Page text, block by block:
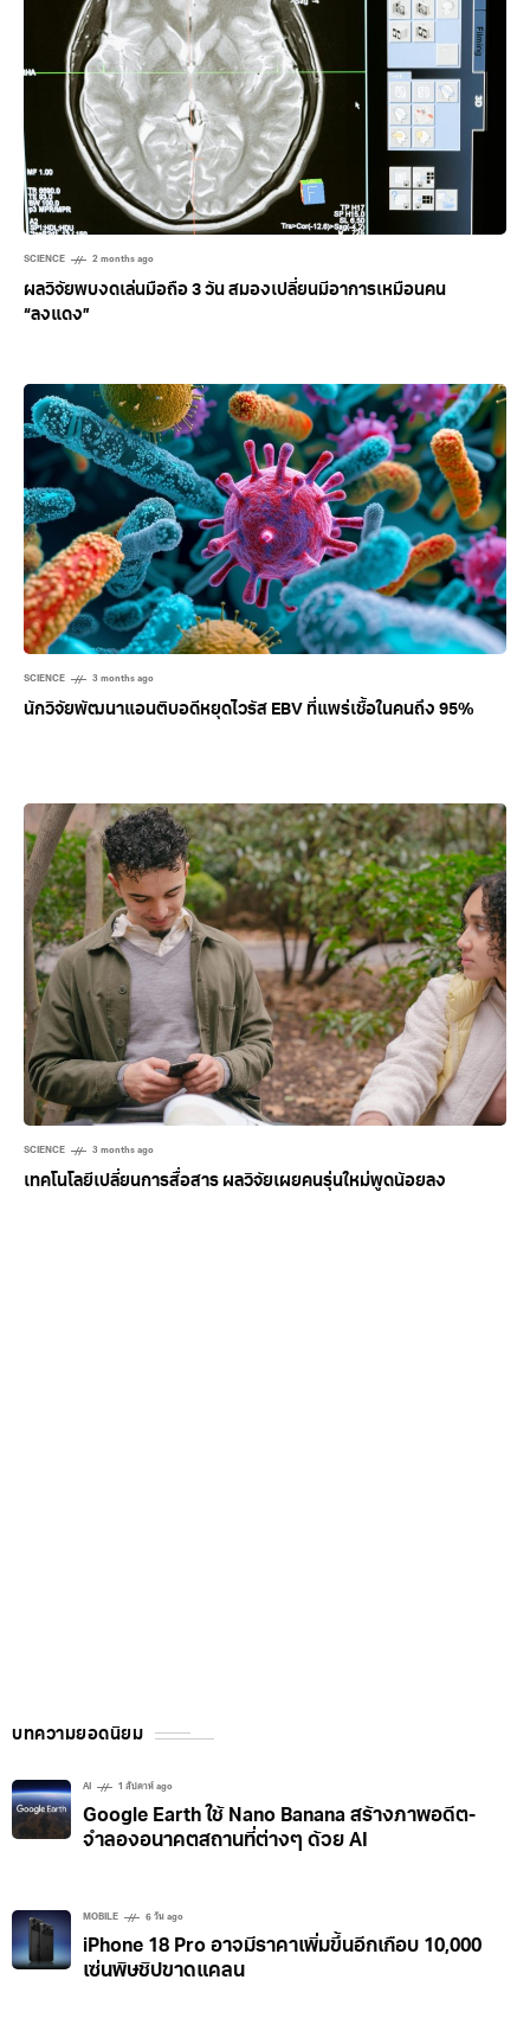
SCIENCE 2 months ago
ผลวิจัยพบงดเล่นมือถือ 3 วัน สมองเปลี่ยนมีอาการเหมือนคน
“ลงแดง”
SCIENCE 3 months ago
นักวิจัยพัฒนาแอนติบอดีหยุดไวรัส EBV ที่แพร่เชื้อในคนถึง 95%
SCIENCE 3 months ago
เทคโนโลยีเปลี่ยนการสื่อสาร ผลวิจัยเผยคนรุ่นใหม่พูดน้อยลง
บทความยอดนิยม
AI 1 สัปดาห์ ago
Google Earth ใช้ Nano Banana สร้างภาพอดีต-
จำลองอนาคตสถานที่ต่างๆ ด้วย AI
MOBILE 6 วัน ago
iPhone 18 Pro อาจมีราคาเพิ่มขึ้นอีกเกือบ 10,000
เซ่นพิษชิปขาดแคลน